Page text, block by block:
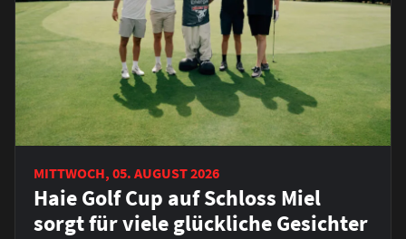
MITTWOCH, 05. AUGUST 2026
Haie Golf Cup auf Schloss Miel
sorgt für viele glückliche Gesichter